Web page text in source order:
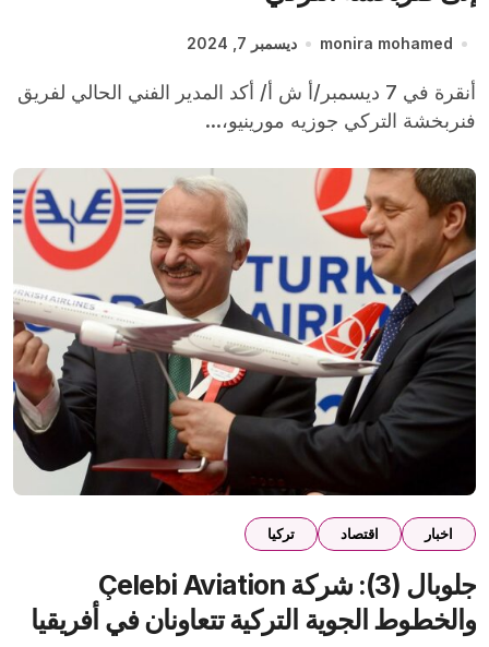
monira mohamed ديسمبر 7, 2024
أنقرة في 7 ديسمبر/أ ش أ/ أكد المدير الفني الحالي لفريق
فنربخشة التركي جوزيه مورينيو،...
اخبار اقتصاد تركيا
جلوبال (3): شركة Çelebi Aviation
والخطوط الجوية التركية تتعاونان في أفريقيا